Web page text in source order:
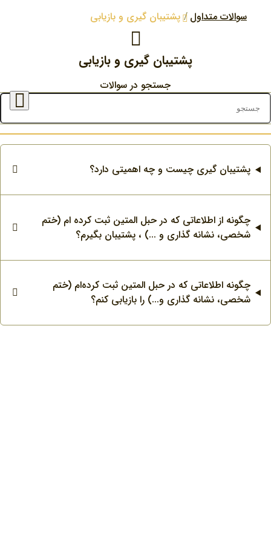
سوالات متداول پشتیبان گیری و بازیابی
پشتیبان گیری و بازیابی
جستجو در سوالات
پشتیبان گیری چیست و چه اهمیتی دارد؟
چگونه از اطلاعاتی که در حبل المتین ثبت کرده ام (ختم
شخصی، نشانه گذاری و ...) ، پشتیبان بگیرم؟
چگونه اطلاعاتی که در حبل المتین ثبت کرده‌ام (ختم
شخصی، نشانه گذاری و...) را بازیابی کنم؟